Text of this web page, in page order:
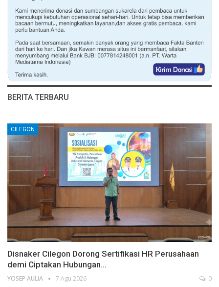
BERITA TERBARU
CILEGON
Disnaker Cilegon Dorong Sertifikasi HR Perusahaan
demi Ciptakan Hubungan…
YOSEP AULIA 7 Agu 2026 0